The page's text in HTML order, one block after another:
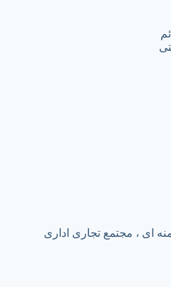
ای ، مجتمع تجاری اداری